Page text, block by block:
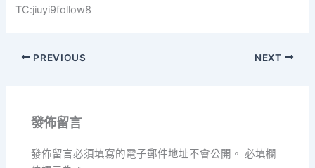
TC:jiuyi9follow8
PREVIOUS NEXT
發佈留言
發佈留言必須填寫的電子郵件地址不會公開。 必填欄